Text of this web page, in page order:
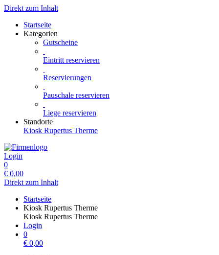
Direkt zum Inhalt
Startseite
Kategorien
Gutscheine
Eintritt reservieren
Reservierungen
Pauschale reservieren
Liege reservieren
Standorte
Kiosk Rupertus Therme
Login
0
€ 0,00
Direkt zum Inhalt
Startseite
Kiosk Rupertus Therme
Kiosk Rupertus Therme
Login
0
€ 0,00